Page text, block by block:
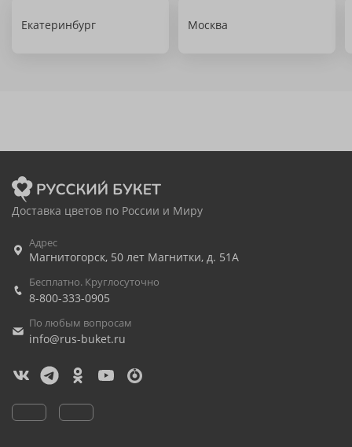
Екатеринбург Москва
Доставка цветов по России и Миру
Адрес
Магнитогорск, 50 лет Магнитки, д. 51А
Бесплатно. Круглосуточно
8-800-333-0905
По любым вопросам
info@rus-buket.ru